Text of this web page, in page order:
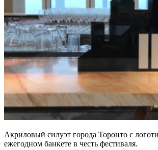
Акриловый силуэт города Торонто с
ежегодном банкете в честь фестиваля.